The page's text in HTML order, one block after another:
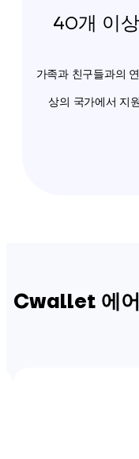
40개 이
가족과 친구들과의
상의 국가에서 지
Cwallet 에어